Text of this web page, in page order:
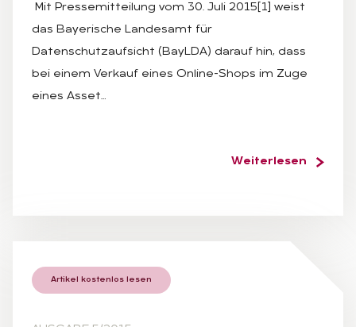
Mit Pressemitteilung vom 30. Juli 2015[1] weist
das Bayerische Landesamt für
Datenschutzaufsicht (BayLDA) darauf hin, dass
bei einem Verkauf eines Online-Shops im Zuge
eines Asset…
Weiterlesen
Artikel kostenlos lesen